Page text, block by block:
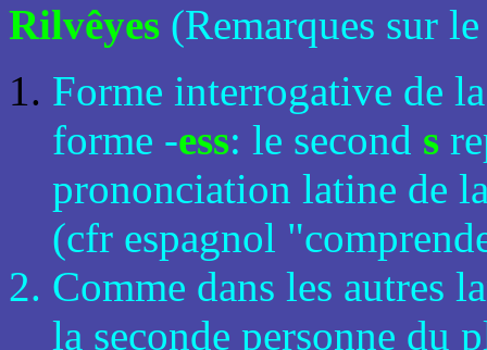
Rilvêyes (Remarques sur
Forme interrogative de
forme -ess: le second s
prononciation latine de
(cfr espagnol
Comme dans les autres
la seconde personne du